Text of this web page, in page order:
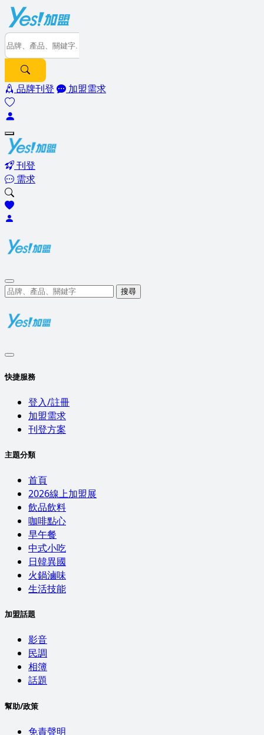
品牌刊登 加盟需求
刊登
需求
搜尋
快捷服務
登入/註冊
加盟需求
刊登方案
主題分類
首頁
2026線上加盟展
飲品飲料
咖啡點心
早午餐
中式小吃
日韓異國
火鍋滷味
生活技能
加盟話題
影音
民調
相簿
話題
幫助/政策
免責聲明